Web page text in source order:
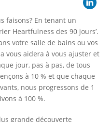
faisons? En tenant un
Heartfulness des 90 jours’.
votre salle de bains ou vos
vous aidera à vous ajuster et
jour, pas à pas, de tous
à 10 % et que chaque
nous progressons de 1
à 100 %.
grande découverte